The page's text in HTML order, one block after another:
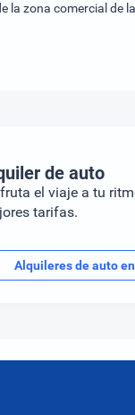
la zona comercial de
de auto
el viaje a tu
tarifas.
Alquileres de auto